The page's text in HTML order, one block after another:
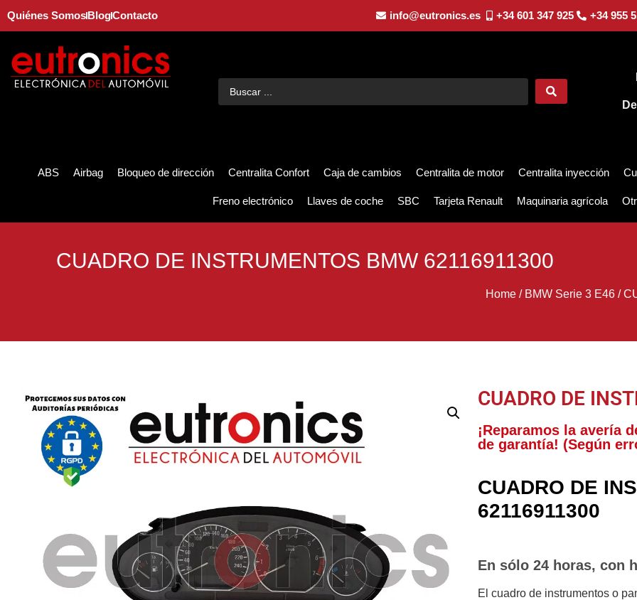
Quiénes SomosBlogContacto info@eutronics.es +34 601 347 925 +34 955
ABS Airbag Bloqueo de dirección Centralita Confort Caja de cambios Centralita de motor Centralita inyección
Freno electrónico Llaves de coche SBC Tarjeta Renault Maquinaria agrícola
CUADRO DE INSTRUMENTOS BMW 62116911300
Home/ BMW Serie 3 E46/
CUADRO DE
¡Reparamos la avería
de garantía! (Según
CUADRO DE
62116911300
En sólo 24 horas, con
El cuadro de instrumentos o